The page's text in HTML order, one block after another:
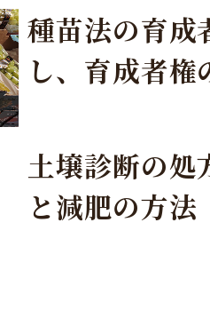
種苗法の育成
し、育成者権
しょう！
土壌診断の処
と減肥の方法